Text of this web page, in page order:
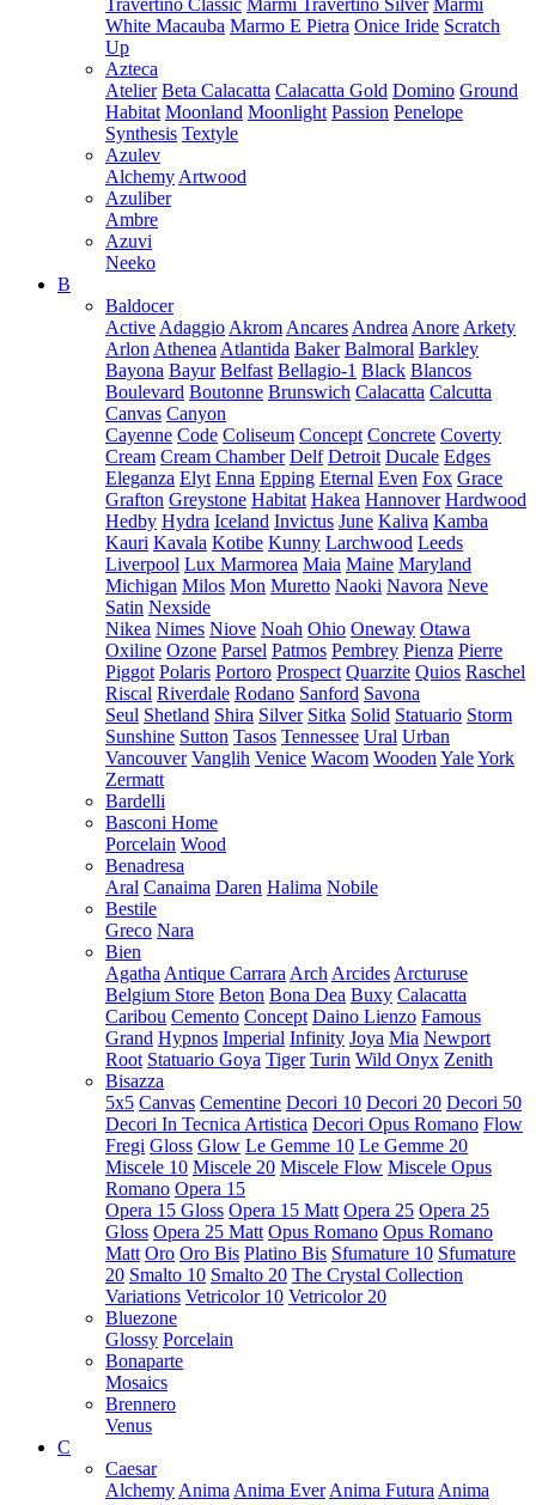
Travertino Classic Marmi Travertino Silver Marmi
White Macauba Marmo E Pietra Onice Iride Scratch
Up
Azteca
Atelier Beta Calacatta Calacatta Gold Domino Ground
Habitat Moonland Moonlight Passion Penelope
Synthesis Textyle
Azulev
Alchemy Artwood
Azuliber
Ambre
Azuvi
Neeko
B
Baldocer
Active Adaggio Akrom Ancares Andrea Anore Arkety
Arlon Athenea Atlantida Baker Balmoral Barkley
Bayona Bayur Belfast Bellagio-1 Black Blancos
Boulevard Boutonne Brunswich Calacatta Calcutta
Canvas Canyon
Cayenne Code Coliseum Concept Concrete Coverty
Cream Cream Chamber Delf Detroit Ducale Edges
Eleganza Elyt Enna Epping Eternal Even Fox Grace
Grafton Greystone Habitat Hakea Hannover Hardwood
Hedby Hydra Iceland Invictus June Kaliva Kamba
Kauri Kavala Kotibe Kunny Larchwood Leeds
Liverpool Lux Marmorea Maia Maine Maryland
Michigan Milos Mon Muretto Naoki Navora Neve
Satin Nexside
Nikea Nimes Niove Noah Ohio Oneway Otawa
Oxiline Ozone Parsel Patmos Pembrey Pienza Pierre
Piggot Polaris Portoro Prospect Quarzite Quios Raschel
Riscal Riverdale Rodano Sanford Savona
Seul Shetland Shira Silver Sitka Solid Statuario Storm
Sunshine Sutton Tasos Tennessee Ural Urban
Vancouver Vanglih Venice Wacom Wooden YaleYork
Zermatt
Bardelli
Basconi Home
Porcelain Wood
Benadresa
Aral Canaima Daren Halima Nobile
Bestile
Greco Nara
Bien
Agatha Antique Carrara Arch Arcides Arcturuse
Belgium Store Beton Bona Dea Buxy Calacatta
Caribou Cemento Concept Daino Lienzo Famous
Grand Hypnos Imperial Infinity Joya Mia Newport
Root Statuario Goya Tiger Turin Wild Onyx Zenith
Bisazza
5x5 Canvas Cementine Decori 10 Decori 20 Decori 50
Decori In Tecnica Artistica Decori Opus Romano Flow
Fregi Gloss Glow Le Gemme 10 Le Gemme 20
Miscele 10 Miscele 20 Miscele Flow Miscele Opus
Romano Opera 15
Opera 15 Gloss Opera 15 Matt Opera 25 Opera 25
Gloss Opera 25 Matt Opus Romano Opus Romano
Matt Oro Oro Bis Platino Bis Sfumature 10 Sfumature
20 Smalto 10 Smalto 20 The Crystal Collection
Variations Vetricolor 10 Vetricolor 20
Bluezone
Glossy Porcelain
Bonaparte
Mosaics
Brennero
Venus
C
Caesar
Alchemy Anima Anima Ever Anima Futura Anima